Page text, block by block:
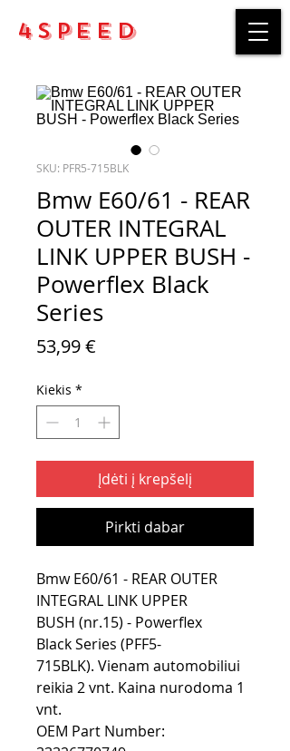
4Speed
SKU: PFR5-715BLK
Bmw E60/61 - REAR
OUTER INTEGRAL
LINK UPPER BUSH -
Powerflex Black
Series
53,99 €
Kiekis *
Įdėti į krepšelį
Pirkti dabar
Bmw E60/61 - REAR OUTER
INTEGRAL LINK UPPER
BUSH (nr.15) - Powerflex
Black Series (PFF5-
715BLK). Vienam automobiliui
reikia 2 vnt. Kaina nurodoma 1
vnt.
OEM Part Number: